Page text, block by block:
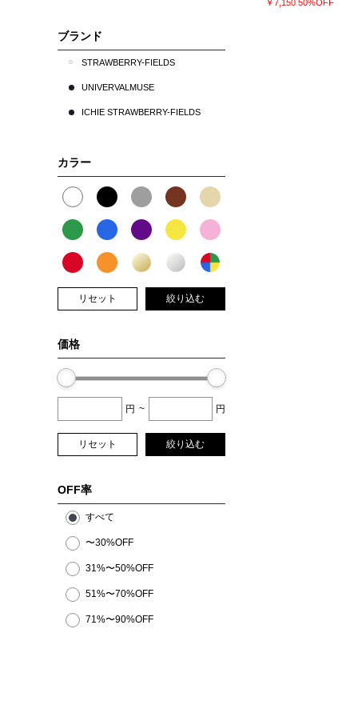
ブランド
STRAWBERRY-FIELDS
UNIVERVALMUSE
ICHIE STRAWBERRY-FIELDS
カラー
リセット 絞り込む
価格
円 ~ 円
リセット 絞り込む
OFF率
すべて
〜30%OFF
31%〜50%OFF
51%〜70%OFF
71%〜90%OFF
￥7,150 50%OFF